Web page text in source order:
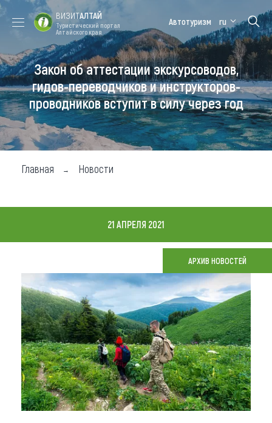
Форум VISIT
ALTAI
Цветение
маральника
Медицинский
форум
Алтайская
зимовка
Туры
Где побывать
Чем заняться
Карта
Что привезти (сувениры)
О регионе
Коллекция впечатлений
Другие рубрики
ВИЗИТАЛТАЙ
Туристический портал
Алтайского края
Автотуризм ru
Закон об аттестации экскурсоводов,
гидов-переводчиков и инструкторов-
проводников вступит в силу через год
Главная Новости
21 АПРЕЛЯ 2021
АРХИВ НОВОСТЕЙ